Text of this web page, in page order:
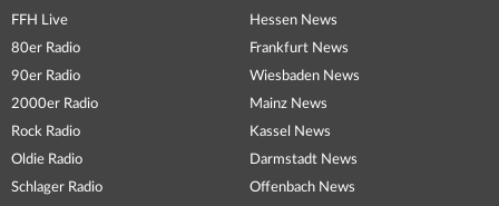
FFH Live
80er Radio
90er Radio
2000er Radio
Rock Radio
Oldie Radio
Schlager Radio
Hessen News
Frankfurt News
Wiesbaden News
Mainz News
Kassel News
Darmstadt News
Offenbach News